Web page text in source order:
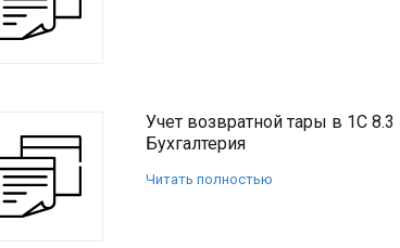
Учет возвратной тары в 1С 8.3
Бухгалтерия
Читать полностью